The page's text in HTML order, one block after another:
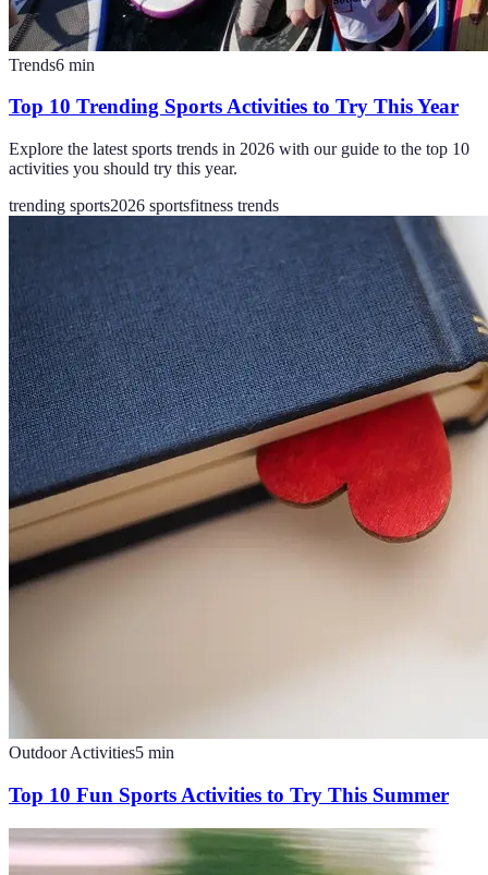
Trends6 min
Top 10 Trending Sports Activities to Try This Year
Explore the latest sports trends in 2026 with our guide to the top 10
activities you should try this year.
trending sports2026 sportsfitness trends
Outdoor Activities5 min
Top 10 Fun Sports Activities to Try This Summer